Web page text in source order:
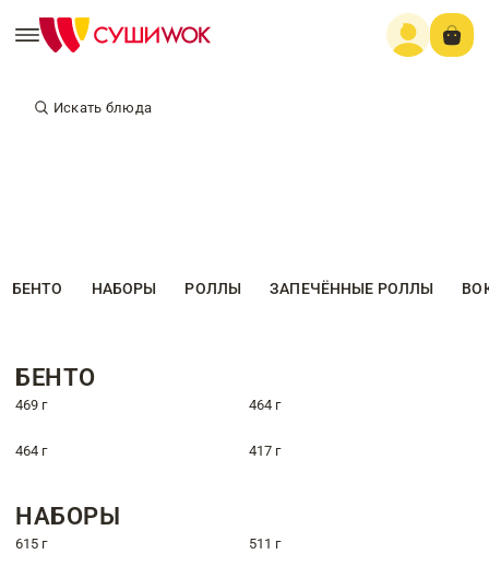
Искать блюда
БЕНТО НАБОРЫ РОЛЛЫ ЗАПЕЧЁННЫЕ РОЛЛЫ
БЕНТО
469 г 464 г
464 г 417 г
НАБОРЫ
615 г 511 г